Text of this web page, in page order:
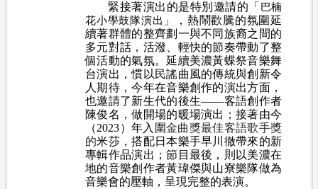
緊接著演出的是特別邀請的「 巴楠
花小學鼓隊演出 」，熱鬧歡騰的氛圍延
續著群體的整齊劃一與不同族裔之間的
多元對話，活潑、輕快的節奏帶動了整
個活動的氣氛。延續美濃黃蝶祭音樂舞
台演出，慣以民謠曲風的傳統與創新令
人期待，今年在音樂創作的演出方面，
也邀請了新生代的後生——客語創作者
陳俊名，做開場的暖場演出；接著由今
（2023）年入圍金曲獎最佳客語歌手獎
的米莎，搭配日本樂手早川徹帶來的新
專輯作品演出；節目最後，則以美濃在
地的音樂創作者黃瑋傑與山寮樂隊做為
音樂會的壓軸，呈現完整的表演。